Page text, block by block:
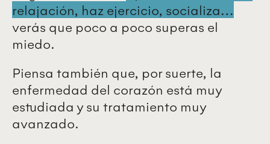
relajación, haz ejercicio, socializa…
verás que poco a poco superas el
miedo.
Piensa también que, por suerte, la
enfermedad del corazón está muy
estudiada y su tratamiento muy
avanzado.